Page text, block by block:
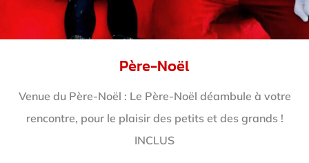
Père-Noël
Venue du Père-Noël : Le Père-Noël déambule à votre
rencontre, pour le plaisir des petits et des grands !
INCLUS